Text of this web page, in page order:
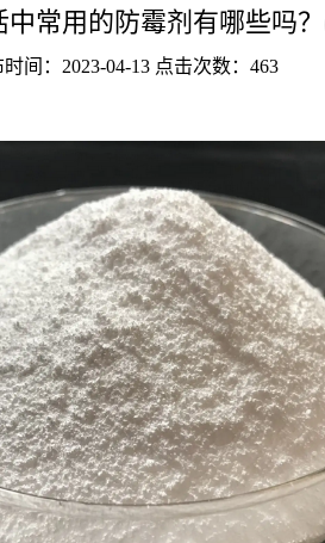
中常用的防霉剂有哪些吗
间：2023-04-13 点击次数： 463